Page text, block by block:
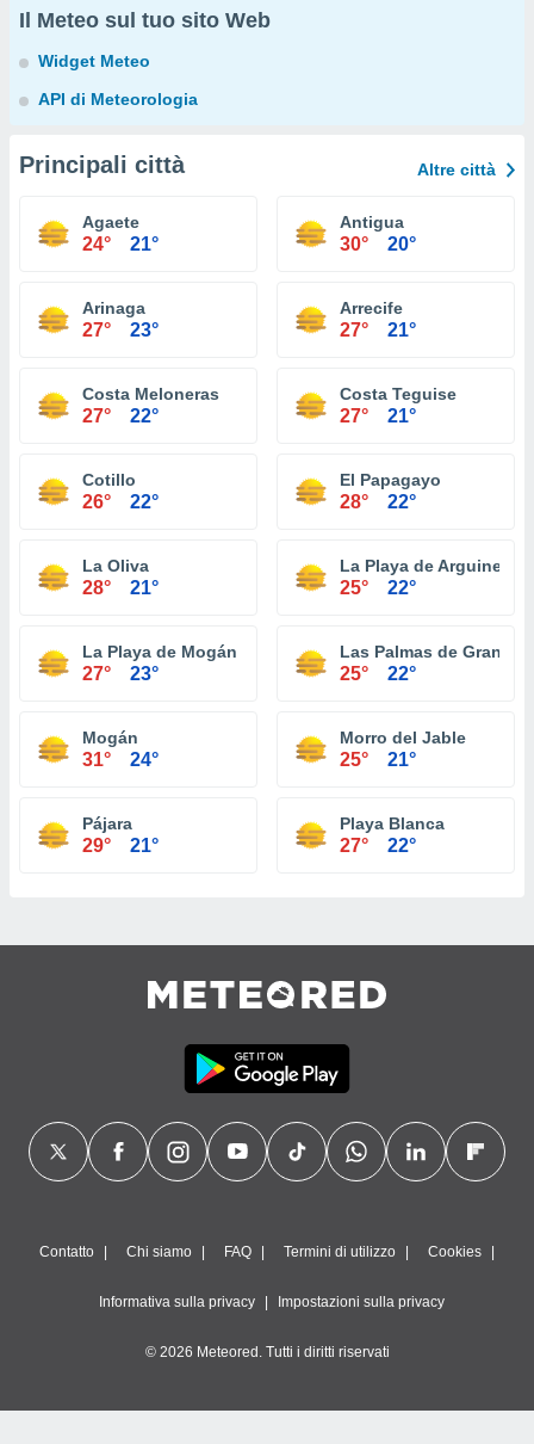
Il Meteo sul tuo sito Web
Widget Meteo
API di Meteorologia
Principali città Altre città
Agaete
24° 21°
Antigua
30° 20°
Arinaga
27° 23°
Arrecife
27° 21°
Costa Meloneras
27° 22°
Costa Teguise
27° 21°
Cotillo
26° 22°
El Papagayo
28° 22°
La Oliva
28° 21°
La Playa de
25° 22°
La Playa de Mogán
27° 23°
Las Palmas de Gran
25° 22°
Mogán
31° 24°
Morro del Jable
25° 21°
Pájara
29° 21°
Playa Blanca
27° 22°
Contatto Chi siamo FAQ Termini di utilizzo Cookies
Informativa sulla privacy Impostazioni sulla privacy
© 2026 Meteored. Tutti i diritti riservati